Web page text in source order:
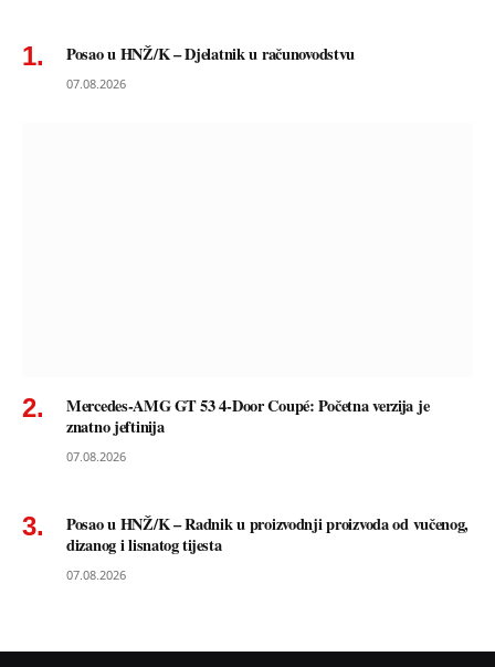
Posao u HNŽ/K – Djelatnik u računovodstvu
07.08.2026
Mercedes-AMG GT 53 4-Door Coupé: Početna verzija je
znatno jeftinija
07.08.2026
Posao u HNŽ/K – Radnik u proizvodnji proizvoda od vučenog,
dizanog i lisnatog tijesta
07.08.2026